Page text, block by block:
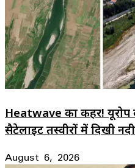
Heatwave का कहर! यूरोप
सैटेलाइट तस्वीरों में दिखी नदी
August 6, 2026